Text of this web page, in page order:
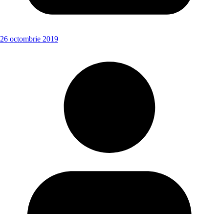
26 octombrie 2019